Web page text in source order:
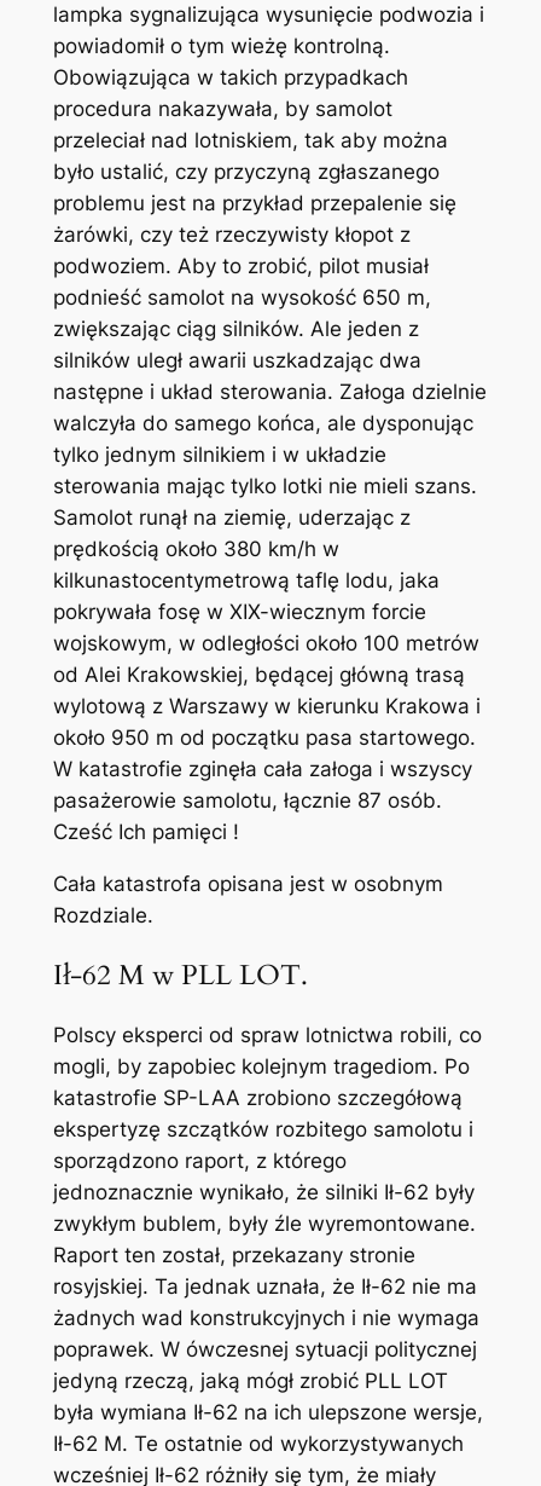
lampka sygnalizująca wysunięcie podwozia i
powiadomił o tym wieżę kontrolną.
Obowiązująca w takich przypadkach
procedura nakazywała, by samolot
przeleciał nad lotniskiem, tak aby można
było ustalić, czy przyczyną zgłaszanego
problemu jest na przykład przepalenie się
żarówki, czy też rzeczywisty kłopot z
podwoziem. Aby to zrobić, pilot musiał
podnieść samolot na wysokość 650 m,
zwiększając ciąg silników. Ale jeden z
silników uległ awarii uszkadzając dwa
następne i układ sterowania. Załoga dzielnie
walczyła do samego końca, ale dysponując
tylko jednym silnikiem i w układzie
sterowania mając tylko lotki nie mieli szans.
Samolot runął na ziemię, uderzając z
prędkością około 380 km/h w
kilkunastocentymetrową taflę lodu, jaka
pokrywała fosę w XIX-wiecznym forcie
wojskowym, w odległości około 100 metrów
od Alei Krakowskiej, będącej główną trasą
wylotową z Warszawy w kierunku Krakowa i
około 950 m od początku pasa startowego.
W katastrofie zginęła cała załoga i wszyscy
pasażerowie samolotu, łącznie 87 osób.
Cześć Ich pamięci !
Cała katastrofa opisana jest w osobnym
Rozdziale.
Ił-62 M w PLL LOT.
Polscy eksperci od spraw lotnictwa robili, co
mogli, by zapobiec kolejnym tragediom. Po
katastrofie SP-LAA zrobiono szczegółową
ekspertyzę szczątków rozbitego samolotu i
sporządzono raport, z którego
jednoznacznie wynikało, że silniki Ił-62 były
zwykłym bublem, były źle wyremontowane.
Raport ten został, przekazany stronie
rosyjskiej. Ta jednak uznała, że Ił-62 nie ma
żadnych wad konstrukcyjnych i nie wymaga
poprawek. W ówczesnej sytuacji politycznej
jedyną rzeczą, jaką mógł zrobić PLL LOT
była wymiana Ił-62 na ich ulepszone wersje,
Ił-62 M. Te ostatnie od wykorzystywanych
wcześniej Ił-62 różniły się tym, że miały